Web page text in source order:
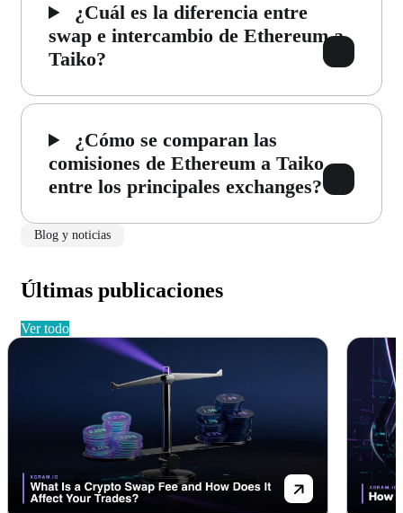
¿Cuál es la diferencia entre
swap e intercambio de Ethereum a
Taiko?
¿Cómo se comparan las
comisiones de Ethereum a Taiko
entre los principales exchanges?
Blog y noticias
Últimas publicaciones
ver todo